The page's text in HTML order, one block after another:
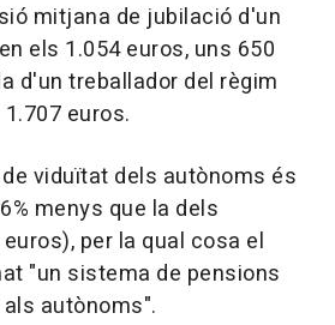
mitjana de jubilació d'un
els 1.054 euros, uns 650
d'un treballador del règim
euros.
viduïtat dels autònoms és
menys que la dels
per la qual cosa el
"un sistema de pensions
autònoms".